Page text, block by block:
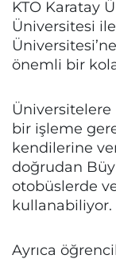
KTO Karatay
Üniversitesi ile
önemli bir
Üniversitelere
bir işleme
kendilerine
doğrudan
otobüslerde
kullanabiliyor.
Ayrıca